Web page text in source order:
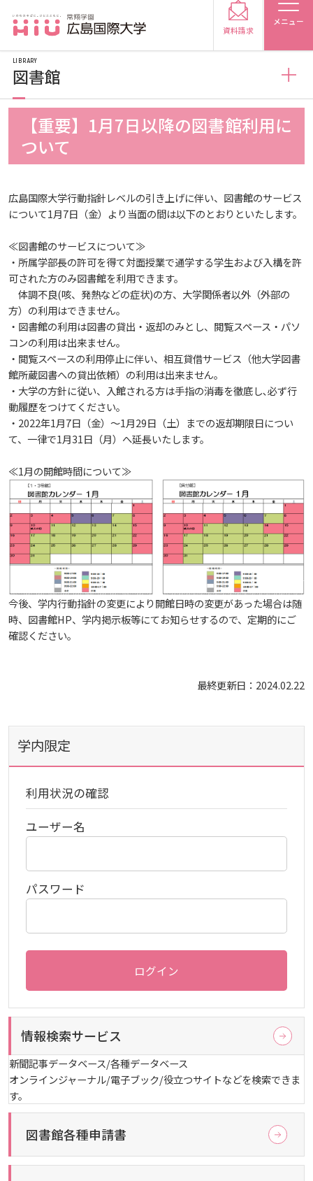
メニュー
受験生の方
在学生の方 卒業生の方
保護者の方 採用担当の方
大学紹介
広島国際大学の概要
建学の精神
教育の特色
将来像
教育に関する基本方針
アドミッション・ポリシー
アドミッション・ポリシー（2027年度以降入学
生）
カリキュラム・ポリシー
カリキュラム・ポリシー（2023年度入学生）
カリキュラム・ポリシー（2020～2022年度入学
生）
カリキュラム・ポリシー（2016～2019年度保健医
療・総合リハ・医療福祉・医療経営・看護）
薬・医療栄養）
ディプロマ・ポリシー（2020～2023年度入学生）
ディプロマ・ポリシー（2015年度以前入学生）
大学院ディプロマ・ポリシー（2021～2023年度入
大学院ディプロマ・ポリシー（2020年度以前入学
学園からのメッセージ
学長メッセージ
大学章と大学旗
UI（ユニバーシティ・アイデンティティ）
情報の公表
教育研究上の目的・基本組織について
研究者要覧
大学基礎データ
学費・入学金等費用について
学生生活支援について
財務・事業計画等について
教職課程について
自己点検・評価
大学機関別認証評価
理学療法士・作業療法士教員資格及び教育内容等の
大学院実践臨床心理学専攻 自己点検・評価報告書
大学院薬学研究科 自己点検・評価報告書
文部科学省への設置認可・届出書類・履行状況報
告書
高等教育の修学支援新制度
ガバナンス・コード
受講生授業アンケート結果
卒業生・進路先 調査結果
規定
規定・教育課程・シラバス
広島国際大学施設等貸与内規
別表第1・第2 様式第1・第2
広島国際大学倫理委員会規定
施設案内
施設紹介
東広島・呉キャンパス施設 名称・愛称
施設を動画で紹介
学生寮・学生研修棟
宿泊施設
東広島キャンパス
呉キャンパス
基盤教育センター
基盤教育センターでの教育活動・概要
合格者の方へのメッセージ
入学準備学習プログラム
感染予防にかかる抗体価検査について
専門職連携教育センター
利用案内
利用案内（学外利用者）
電子ブック・電子ジャーナルなど
電子ブックをさがす
情報センター
学内ネットワークの概要
東広島キャンパス
呉キャンパス
ラーニング・コモンズ
トレーニングルーム
大学広報
プレスリリース
メディア掲載情報
ハラスメントについて
SDGsについて
入試情報
入試最新情報
入試概要
職の種BOOK
資料請求
窓口での資料受取りについて
関連情報
交通アクセス
お問い合わせ
学部
保健医療学部
総合リハビリテーション学部
健康スポーツ学部
健康科学部
看護学部
大学院・専攻科
医療科学研究科
保健医療学専攻
リハビリテーション学専攻
健康科学研究科
医療福祉学専攻
医療経営学専攻
看護学研究科
看護学専攻
薬学研究科
就職・キャリア支援
就職支援
就業力育成プログラム
エクステンション講座
資格取得奨励金制度
産官学連携
研究連携相談
研究者要覧
安全保障貿易管理
研究倫理
連携・協定について
研究情報の公開について（オプトアウト）
地域連携
公開講座
子ども向け体験講座
子ども向け体験講座 過去の開講コース
ボランティア活動
科目等履修生制度
広島国際大学Town＆Gownoffice東広島
広国市民大学
広国市民大学とは
広国市民大学（市民カレッジ）学生募集
広国市民大学（地域交流カレッジ）学生募集
広国市民大学 過去の開講コース
しあわせ健康センター
大学見学・体験をご希望の方（一般の団体様）
地域連携に関するご意見募集
国際交流
海外研修
学生短期海外研修
海外専門研修
外国人留学生
国際交流イベント
アジア介護・福祉教育研修センター
JP（日本語）
資料請求
【重要】1月7日以降の図書館利用に
ついて
広島国際大学行動指針レベルの引き上げに伴い、図書館のサービス
について1月7日（金）より当面の間は以下のとおりといたします。
≪図書館のサービスについて≫
・所属学部長の許可を得て対面授業で通学する学生および入構を許
可された方のみ図書館を利用できます。
体調不良(咳、発熱などの症状)の方、大学関係者以外（外部の
方）の利用はできません。
・図書館の利用は図書の貸出・返却のみとし、閲覧スペース・パソ
コンの利用は出来ません。
・閲覧スペースの利用停止に伴い、相互貸借サービス（他大学図書
館所蔵図書への貸出依頼）の利用は出来ません。
・大学の方針に従い、入館される方は手指の消毒を徹底し､必ず行
動履歴をつけてください。
・2022年1月7日（金）～1月29日（土）までの返却期限日につい
て、一律で1月31日（月）へ延長いたします。
≪1月の開館時間について≫
今後、学内行動指針の変更により開館日時の変更があった場合は随
時、図書館HP、学内掲示板等にてお知らせするので、定期的にご
確認ください。
最終更新日：2024.02.22
LIBRARY
図書館
図書館
図書館概要
利用案内
利用案内（学外利用者）
電子ブック・電子ジャーナルなど
電子ブックをさがす
電子ジャーナルをさがす
学外からのつかいかた
看護師・保健師国家試験対策
活動とイベント
利用講習会
学生図書委員の活動
施設案内
よくある質問
図書館だより『Library News』
お知らせ
2026年
2025年
2022年
2021年
学内限定
利用状況の確認
ユーザー名
パスワード
ログイン
情報検索サービス
新聞記事データベース/各種データベース
オンラインジャーナル/電子ブック/役立つサイトなどを検索できま
す。
図書館各種申請書